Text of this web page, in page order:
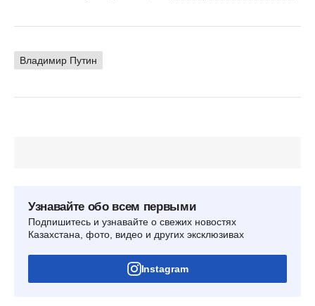
Владимир Путин
Узнавайте обо всем первыми
Подпишитесь и узнавайте о свежих новостях
Казахстана, фото, видео и других эксклюзивах
Instagram